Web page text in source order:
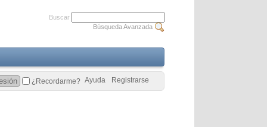
Buscar
Búsqueda Avanzada
Registrarse
Ayuda
¿Recordarme?